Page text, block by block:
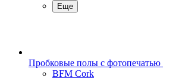
Еще
Пробковые полы с фотопечатью
BFM Cork